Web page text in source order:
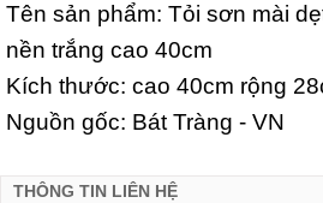
Tên sản phẩm: Tỏi sơn mài
nền trắng cao 40cm
Kích thước: cao 40cm rộng
Nguồn gốc: Bát Tràng - VN
THÔNG TIN LIÊN HỆ